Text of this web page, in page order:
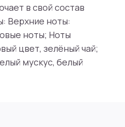
в свой состав
Верхние ноты:
ноты; Ноты
цвет, зелёный чай;
мускус, белый